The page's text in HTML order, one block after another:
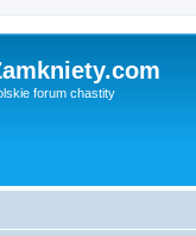
forum chastity